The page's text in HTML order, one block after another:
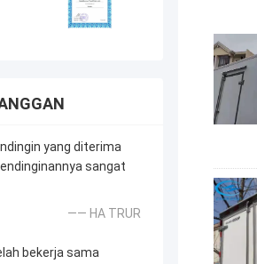
yang diterima
sangat
—— HA TRUR
bekerja sama